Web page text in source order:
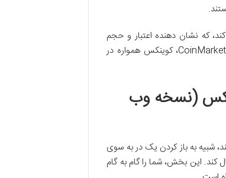
که نشان دهنده اعتبار و حجم
فعالیت بالای آن در بازار است. برای مثال، در وب سایت هایی مانند CoinGecko و CoinMarketCap، کوینکس همواره در
(نسخه وب
شبیه به باز کردن یک در به سوی
کند. این بخش، شما را گام به گام